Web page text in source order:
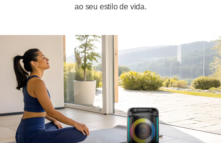
ao seu estilo de vida.